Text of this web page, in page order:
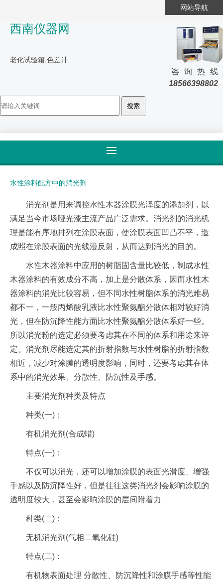
网站导航
西南仪器网
老化试验箱,色差计
咨询热线
18566398802
详细内容
水性涂料配方中的消光剂
消光剂是用来调控水性木器涂膜光泽度的添加剂，以
满足当今市场哑光漆主流产品广泛需求。消光剂的消光机
理是能有序地排列在涂膜表面，使涂膜表面凹凸不平，造
成照在涂膜表面的光线漫反射，从而达到消光的目的。
水性木器涂料中应用的树脂固含量比较低，制成水性
木器涂料的有效成分不高，加上是分散体系，因而水性木
器涂料的消光比较容易，但不同水性树脂体系的消光难易
都不一，一般丙烯酸乳液比水性聚氨酯分散体相对较好消
光，但在防沉降性能方面比水性聚氨酯分散体系好一些。
所以消光粉的选定必须要考虑其在不同的体系和用途来评
定。消光剂尽能选定其的折射指数与水性树脂的折射指数
相近，减少对涂膜的透明度影响，同时，还要考虑其在体
系中的消光效果、分散性、防沉性及手感。
主要消光剂种类及特点
种类(一)：
有机消光剂(合成蜡)
特点(一)：
不仅可以消光，还可以增加涂膜的表面光滑度、增强
手感以及防沉降性好，但是往往这类消光剂会影响涂膜的
透明度较大，甚至会影响涂膜的层间附着力
种类(二)：
无机消光剂(气相二氧化硅)
特点(二)：
有机物表面处理 分散性、防沉降性和涂膜手感等性能